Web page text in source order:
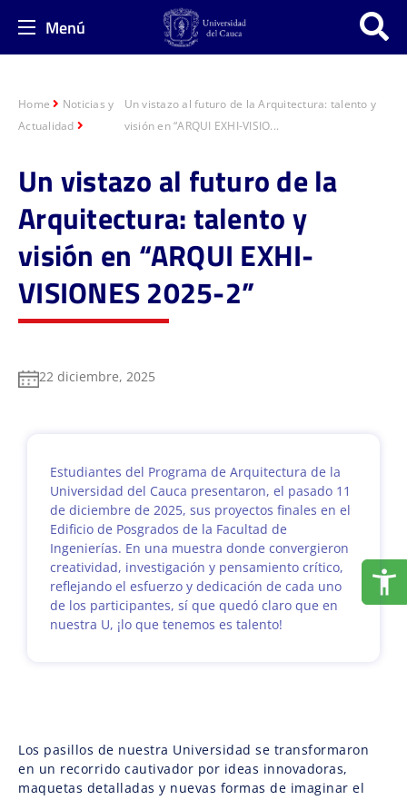
Menú
Home
Noticias y
Actualidad
Un vistazo al futuro de la Arquitectura: talento y
visión en “ARQUI EXHI-VISIO...
Un vistazo al futuro de la
Arquitectura: talento y
visión en “ARQUI EXHI-
VISIONES 2025-2”
22 diciembre, 2025
Estudiantes del Programa de Arquitectura de la
Universidad del Cauca presentaron, el pasado 11
de diciembre de 2025, sus proyectos finales en el
Edificio de Posgrados de la Facultad de
Ingenierías. En una muestra donde convergieron
creatividad, investigación y pensamiento crítico,
reflejando el esfuerzo y dedicación de cada uno
de los participantes, sí que quedó claro que en
nuestra U, ¡lo que tenemos es talento!
Los pasillos de nuestra Universidad se transformaron
en un recorrido cautivador por ideas innovadoras,
maquetas detalladas y nuevas formas de imaginar el